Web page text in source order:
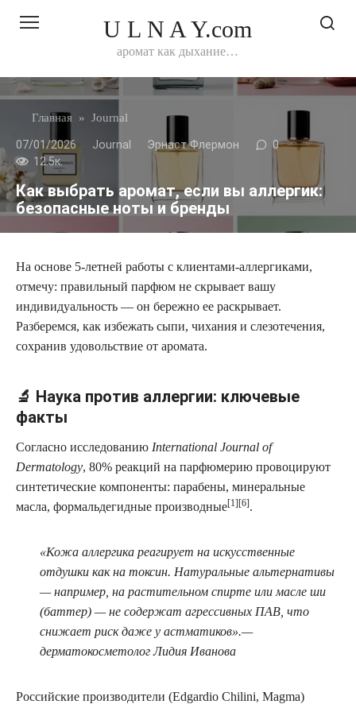
U L N A Y.com
аромат как дыхание…
Главная » Journal
07/01/2026 Journal Эрнаст Флермон
0
12.5к.
Как выбрать аромат, если вы аллергик:
безопасные ноты и бренды
На основе 5-летней работы с клиентами-аллергиками,
отмечу: правильный парфюм не скрывает вашу
индивидуальность — он бережно ее раскрывает.
Разберемся, как избежать сыпи, чихания и слезотечения,
сохранив удовольствие от аромата.
🔬 Наука против аллергии: ключевые
факты
Согласно исследованию International Journal of
Dermatology, 80% реакций на парфюмерию провоцируют
синтетические компоненты: парабены, минеральные
масла, формальдегидные производные[1][6].
«Кожа аллергика реагирует на искусственные
отдушки как на токсин. Натуральные альтернативы
— например, на растительном спирте или масле ши
(баттер) — не содержат агрессивных ПАВ, что
снижает риск даже у астматиков».—
дерматокосметолог Лидия Иванова
Российские производители (Edgardio Chilini, Magma)